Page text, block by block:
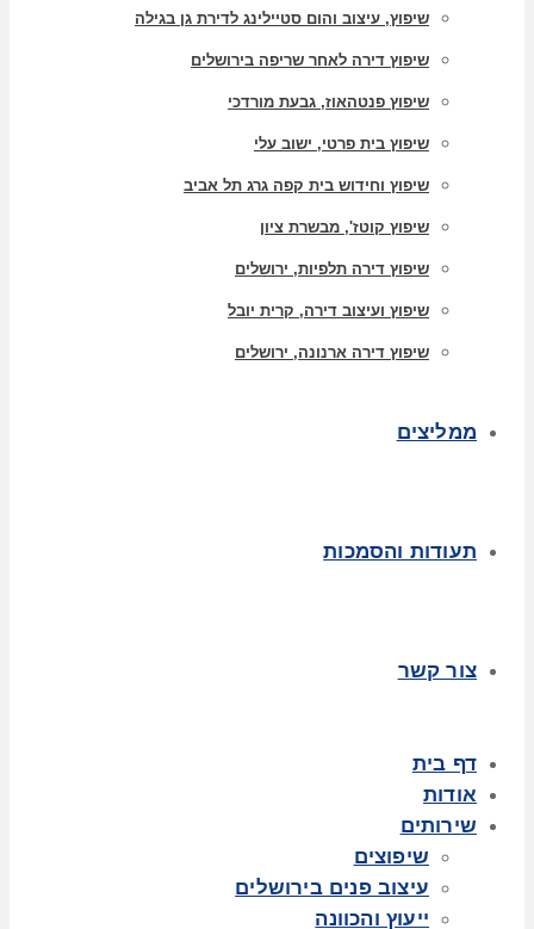
שיפוץ, עיצוב והום סטיילינג לדירת גן בגילה
שיפוץ דירה לאחר שריפה בירושלים
שיפוץ פנטהאוז, גבעת מורדכי
שיפוץ בית פרטי, ישוב עלי
שיפוץ וחידוש בית קפה גרג תל אביב
שיפוץ קוטז', מבשרת ציון
שיפוץ דירה תלפיות, ירושלים
שיפוץ ועיצוב דירה, קרית יובל
שיפוץ דירה ארנונה, ירושלים
ממליצים
תעודות והסמכות
צור קשר
דף בית
אודות
שירותים
שיפוצים
עיצוב פנים בירושלים
ייעוץ והכוונה